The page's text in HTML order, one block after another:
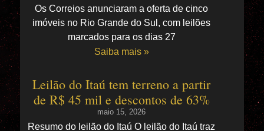
Os Correios anunciaram a oferta de cinco
imóveis no Rio Grande do Sul, com leilões
marcados para os dias 27
Saiba mais »
Leilão do Itaú tem terreno a partir
de R$ 45 mil e descontos de 63%
maio 15, 2026
Resumo do leilão do Itaú O leilão do Itaú traz